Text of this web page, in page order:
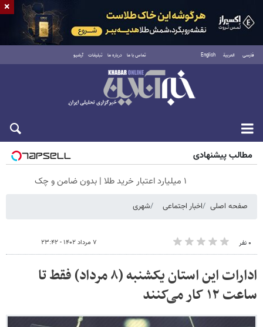
فارسی العربية English تماس با ما درباره ما تبلیغات آرشیو
پنجشنبه ۱۵ مرداد ۱۴۰۵
مطالب پیشنهادی
۱ میلیارد اعتبار خرید طلا | بدون ضامن و چک
صفحه اصلی اخبار اجتماعی شهری
۰ نفر ۷ مرداد ۱۴۰۲ - ۲۳:۴۲
ادارات این استان یکشنبه (۸ مرداد) فقط تا
ساعت ۱۲ کار می‌کنند
×